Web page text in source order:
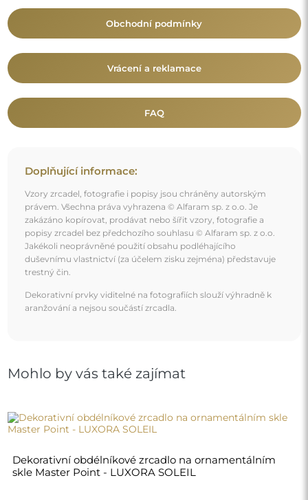
Obchodní podmínky
Vrácení a reklamace
FAQ
Doplňující informace:
Vzory zrcadel, fotografie i popisy jsou chráněny autorským
právem. Všechna práva vyhrazena © Alfaram sp. z o.o. Je
zakázáno kopírovat, prodávat nebo šířit vzory, fotografie a
popisy zrcadel bez předchozího souhlasu © Alfaram sp. z o.o.
Jakékoli neoprávněné použití obsahu podléhajícího
duševnímu vlastnictví (za účelem zisku zejména) představuje
trestný čin.
Dekorativní prvky viditelné na fotografiích slouží výhradně k
aranžování a nejsou součástí zrcadla.
Mohlo by vás také zajímat
Dekorativní obdélníkové zrcadlo na ornamentálním
skle Master Point - LUXORA SOLEIL